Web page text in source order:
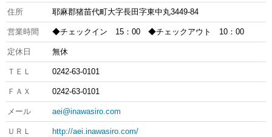
住所 耶麻郡猪苗代町大字長田字東中丸3449-84
営業時間 ◆チェックイン 15：00 ◆チェックアウト 10：00
定休日 無休
ＴＥＬ 0242-63-0101
ＦＡＸ 0242-63-0101
メール aei@inawasiro.com
ＵＲＬ http://aei.inawasiro.com/